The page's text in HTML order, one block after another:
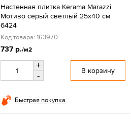
Настенная плитка Kerama Marazzi
Мотиво серый светлый 25x40 см
6424
Код товара: 163970
737 р./м2
+
-
В корзину
Быстрая покупка